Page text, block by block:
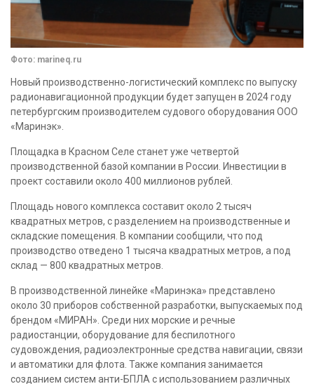
Фото: marineq.ru
Новый производственно-логистический комплекс по выпуску
радионавигационной продукции будет запущен в 2024 году
петербургским производителем судового оборудования ООО
«Маринэк».
Площадка в Красном Селе станет уже четвертой
производственной базой компании в России. Инвестиции в
проект составили около 400 миллионов рублей.
Площадь нового комплекса составит около 2 тысяч
квадратных метров, с разделением на производственные и
складские помещения. В компании сообщили, что под
производство отведено 1 тысяча квадратных метров, а под
склад — 800 квадратных метров.
В производственной линейке «Маринэка» представлено
около 30 приборов собственной разработки, выпускаемых под
брендом «МИРАН». Среди них морские и речные
радиостанции, оборудование для беспилотного
судовождения, радиоэлектронные средства навигации, связи
и автоматики для флота. Также компания занимается
созданием систем анти-БПЛА с использованием различных